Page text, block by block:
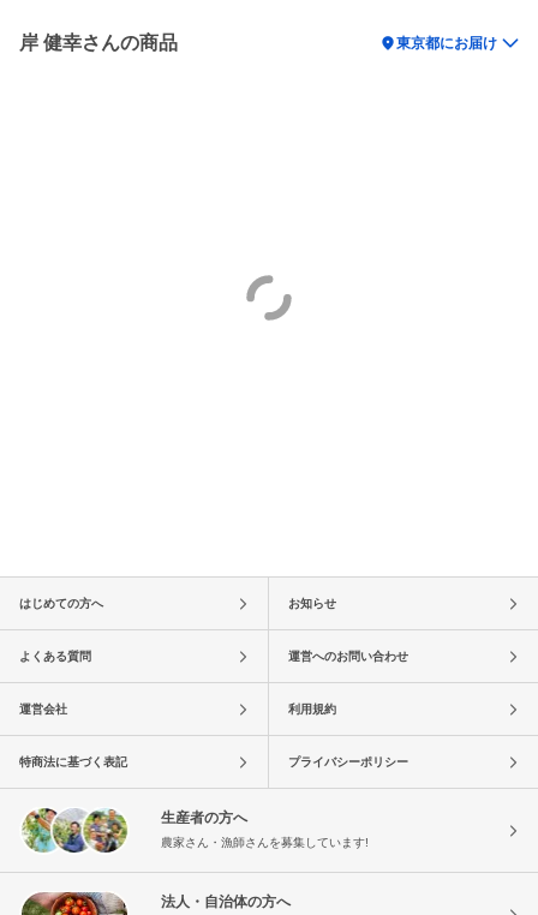
岸 健幸さんの商品 location_on東京都にお届け
はじめての方へ お知らせ
よくある質問 運営へのお問い合わせ
運営会社 利用規約
特商法に基づく表記 プライバシーポリシー
生産者の方へ
農家さん・漁師さんを募集しています!
法人・自治体の方へ